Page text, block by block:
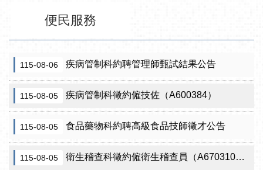
便民服務
115-08-06 疾病管制科約聘管理師甄試結果公告
115-08-05 疾病管制科徵約僱技佐（A600384）
115-08-05 食品藥物科約聘高級食品技師徵才公告
115-08-05 衛生稽查科徵約僱衛生稽查員（A670310）（需具原住民證明）